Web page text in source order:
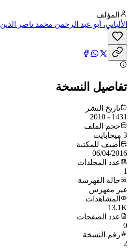
المؤلف
الألباني، أبو عبد الرحمن محمد ناصر الدين
تفاصيل النسخة
تاريخ النشر
1431 - 2010
حجم الملف
3 ميجابايت
أُضيف للمكتبة
06/04/2016
عدد المجلدات
1
حالة الفهرسة
غير مفهرس
المشاهدات
13.1K
عدد الصفحات
0
رقم النسخة
2